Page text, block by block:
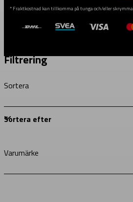
* Fraktkostnad kan tillkomma på tunga och/eller
Filtrering
Sortera
Varumärke